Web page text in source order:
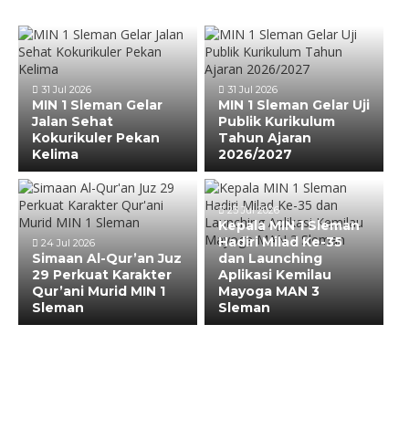
31 Jul 2026
MIN 1 Sleman Gelar
Jalan Sehat
Kokurikuler Pekan
Kelima
31 Jul 2026
MIN 1 Sleman Gelar Uji
Publik Kurikulum
Tahun Ajaran
2026/2027
24 Jul 2026
Simaan Al-Qur’an Juz
29 Perkuat Karakter
Qur’ani Murid MIN 1
Sleman
23 Jul 2026
Kepala MIN 1 Sleman
Hadiri Milad Ke-35
dan Launching
Aplikasi Kemilau
Mayoga MAN 3
Sleman